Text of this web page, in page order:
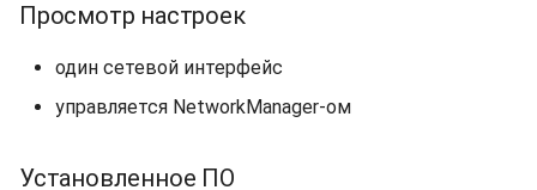
Просмотр настроек
один сетевой интерфейс
управляется NetworkManager-ом
Установленное ПО